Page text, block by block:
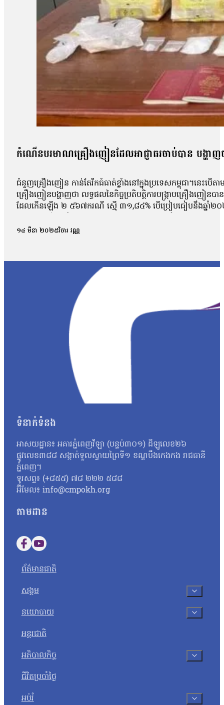
កំណើនបរមាណគ្រឿងញៀនដែលអាជ្ញាធរចាប់បាន បង្ហ
ជំនួញគ្រឿងញៀន កាន់តែរីកធំធាត់ខ្លាំងនៅក្នុងប្រទេសកម្ពុជា។នេះបើត
គ្រឿងញៀនបង្ហាញថា លទ្ធផលនៃកិច្ចប្រតិបត្តិការបង្រ្កាបគ្រឿងញ
ដែលកើនឡើង ២ ៥៦៧ករណី ស្មើ ៣១,៨៤% បើប្រៀបធៀបនឹងឆ្នាំ
ត្រីកោណមាស។ អាជ្ញាធរបញ្ជាក់ថា គ្រឿងញៀន ដែលចាប់រឹបអូសរួមម
ឱ្យដកខ្លួនចេញជាបន្ទាន់។ ចំពោះមន្ត្រីមានសមត្ថកិច្ចទាំងអស់ចាំបាច់ត្
១៤ មីនា ២០២៥វិចារ វណ្ណ
ទំនាក់ទំនង
អាសយដ្ឋាន៖ អគារភ្នំពេញវីឡា (បន្ទប់៣០១) ដីឡូលេខ២៦
ផ្លូវលេខ៣៨៨ សង្កាត់ទួលស្វាយព្រៃទី១ ខណ្ឌបឹងកេងកង រាជធានី
ភ្នំពេញ។
ទូរសព្ទ៖ (+៨៥៥) ៧៨ ២២២ ៥៨៨
អ៊ីមែល៖ info@cmpokh.org
តាមដាន
Follow us on Facebook
Follow us on YouTube
ព័ត៌មានជាតិ
សង្គម
នយោបាយ
អន្តរជាតិ
អភិបាលកិច្ច
ជីវិតប្រចាំថ្ងៃ
អប់រំ